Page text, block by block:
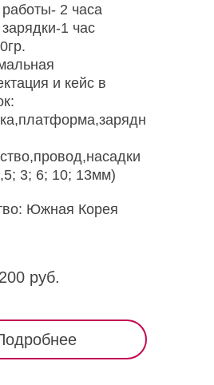
2 часа
1 час
и кейс в
3; 6; 10; 13мм)
Южная Корея
руб.